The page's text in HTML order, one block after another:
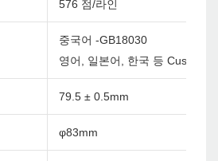
576 점/라인
중국어 -GB18030
영어, 일본어, 한국 등 Custom
79.5 ± 0.5mm
φ83mm